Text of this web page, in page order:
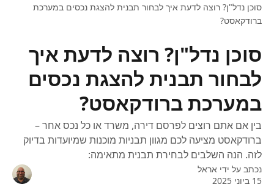
סוכן נדל"ן? רוצה לדעת איך לבחור תבנית להצגת נכסים במערכת
ברודקאסט?
סוכן נדל"ן? רוצה לדעת איך
לבחור תבנית להצגת נכסים
במערכת ברודקאסט?
בין אם אתם רוצים לפרסם דירה, משרד או כל נכס אחר –
ברודקאסט מציעה לכם מגוון תבניות מוכנות שמיועדות בדיוק
לזה. הנה השלבים לבחירת תבנית מתאימה:
נכתב על ידי אראל
15 ביוני 2025